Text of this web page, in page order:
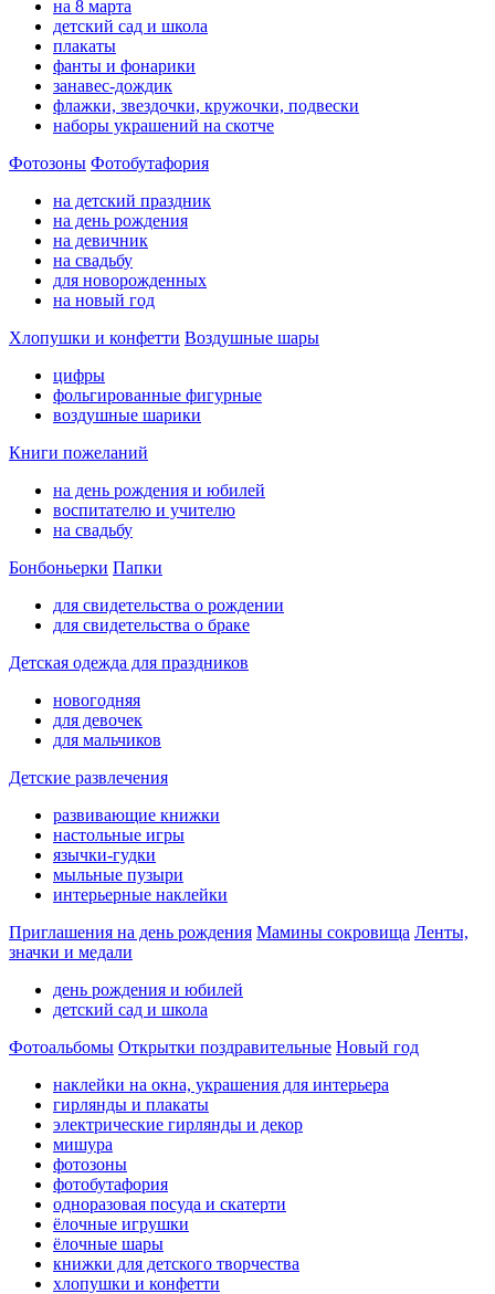
на 8 марта
детский сад и школа
плакаты
фанты и фонарики
занавес-дождик
флажки, звездочки, кружочки, подвески
наборы украшений на скотче
Фотозоны Фотобутафория
на детский праздник
на день рождения
на девичник
на свадьбу
для новорожденных
на новый год
Хлопушки и конфетти Воздушные шары
цифры
фольгированные фигурные
воздушные шарики
Книги пожеланий
на день рождения и юбилей
воспитателю и учителю
на свадьбу
Бонбоньерки Папки
для свидетельства о рождении
для свидетельства о браке
Детская одежда для праздников
новогодняя
для девочек
для мальчиков
Детские развлечения
развивающие книжки
настольные игры
язычки-гудки
мыльные пузыри
интерьерные наклейки
Приглашения на день рождения Мамины сокровища Ленты,
значки и медали
день рождения и юбилей
детский сад и школа
Фотоальбомы Открытки поздравительные Новый год
наклейки на окна, украшения для интерьера
гирлянды и плакаты
электрические гирлянды и декор
мишура
фотозоны
фотобутафория
одноразовая посуда и скатерти
ёлочные игрушки
ёлочные шары
книжки для детского творчества
хлопушки и конфетти